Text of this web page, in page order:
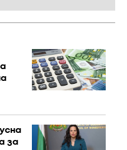
за